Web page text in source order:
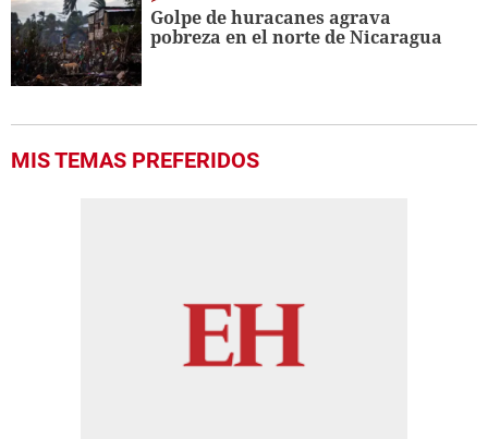
Golpe de huracanes agrava
pobreza en el norte de Nicaragua
MIS TEMAS PREFERIDOS